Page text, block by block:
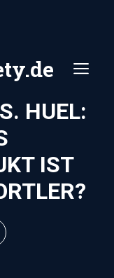
HUEL:
IST